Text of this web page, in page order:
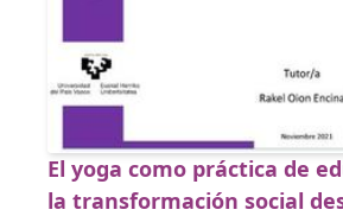
El yoga como práctica de
la transformación social